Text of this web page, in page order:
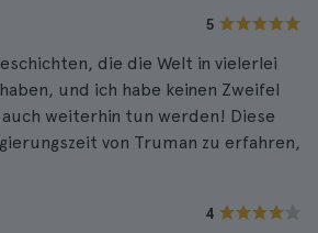
5
die die Welt in vielerlei
und ich habe keinen Zweifel
weiterhin tun werden! Diese
von Truman zu erfahren,
Führer wusste viel über die
hat, und das Kleine Weiße
4